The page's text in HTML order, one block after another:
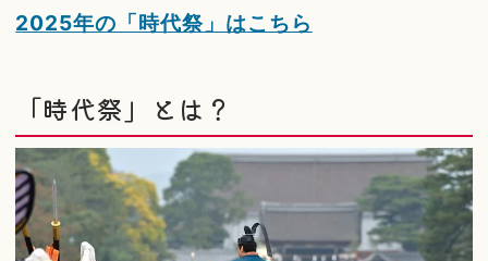
2025年の「時代祭」はこちら
「時代祭」とは？